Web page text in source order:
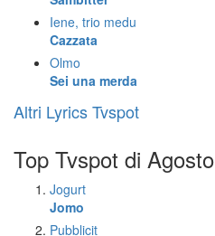
Iene, trio medu
Cazzata
Olmo
Sei una merda
Altri Lyrics Tvspot
Top Tvspot di Agosto
Jogurt
Jomo
Pubblicit